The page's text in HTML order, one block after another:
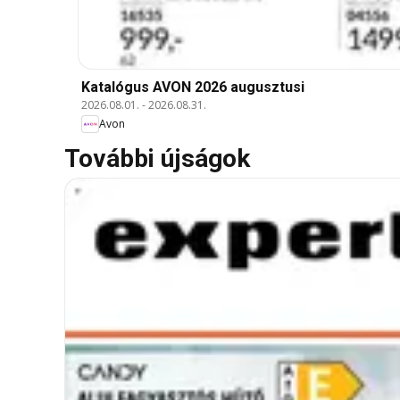
Katalógus AVON 2026 augusztusi
2026.08.01. -2026.08.31.
Avon
További újságok